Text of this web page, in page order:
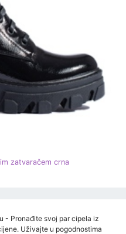
zatvaračem crna
- Pronađite svoj par cipela iz
Uživajte u pogodnostima